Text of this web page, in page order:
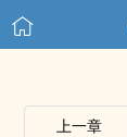
上一章